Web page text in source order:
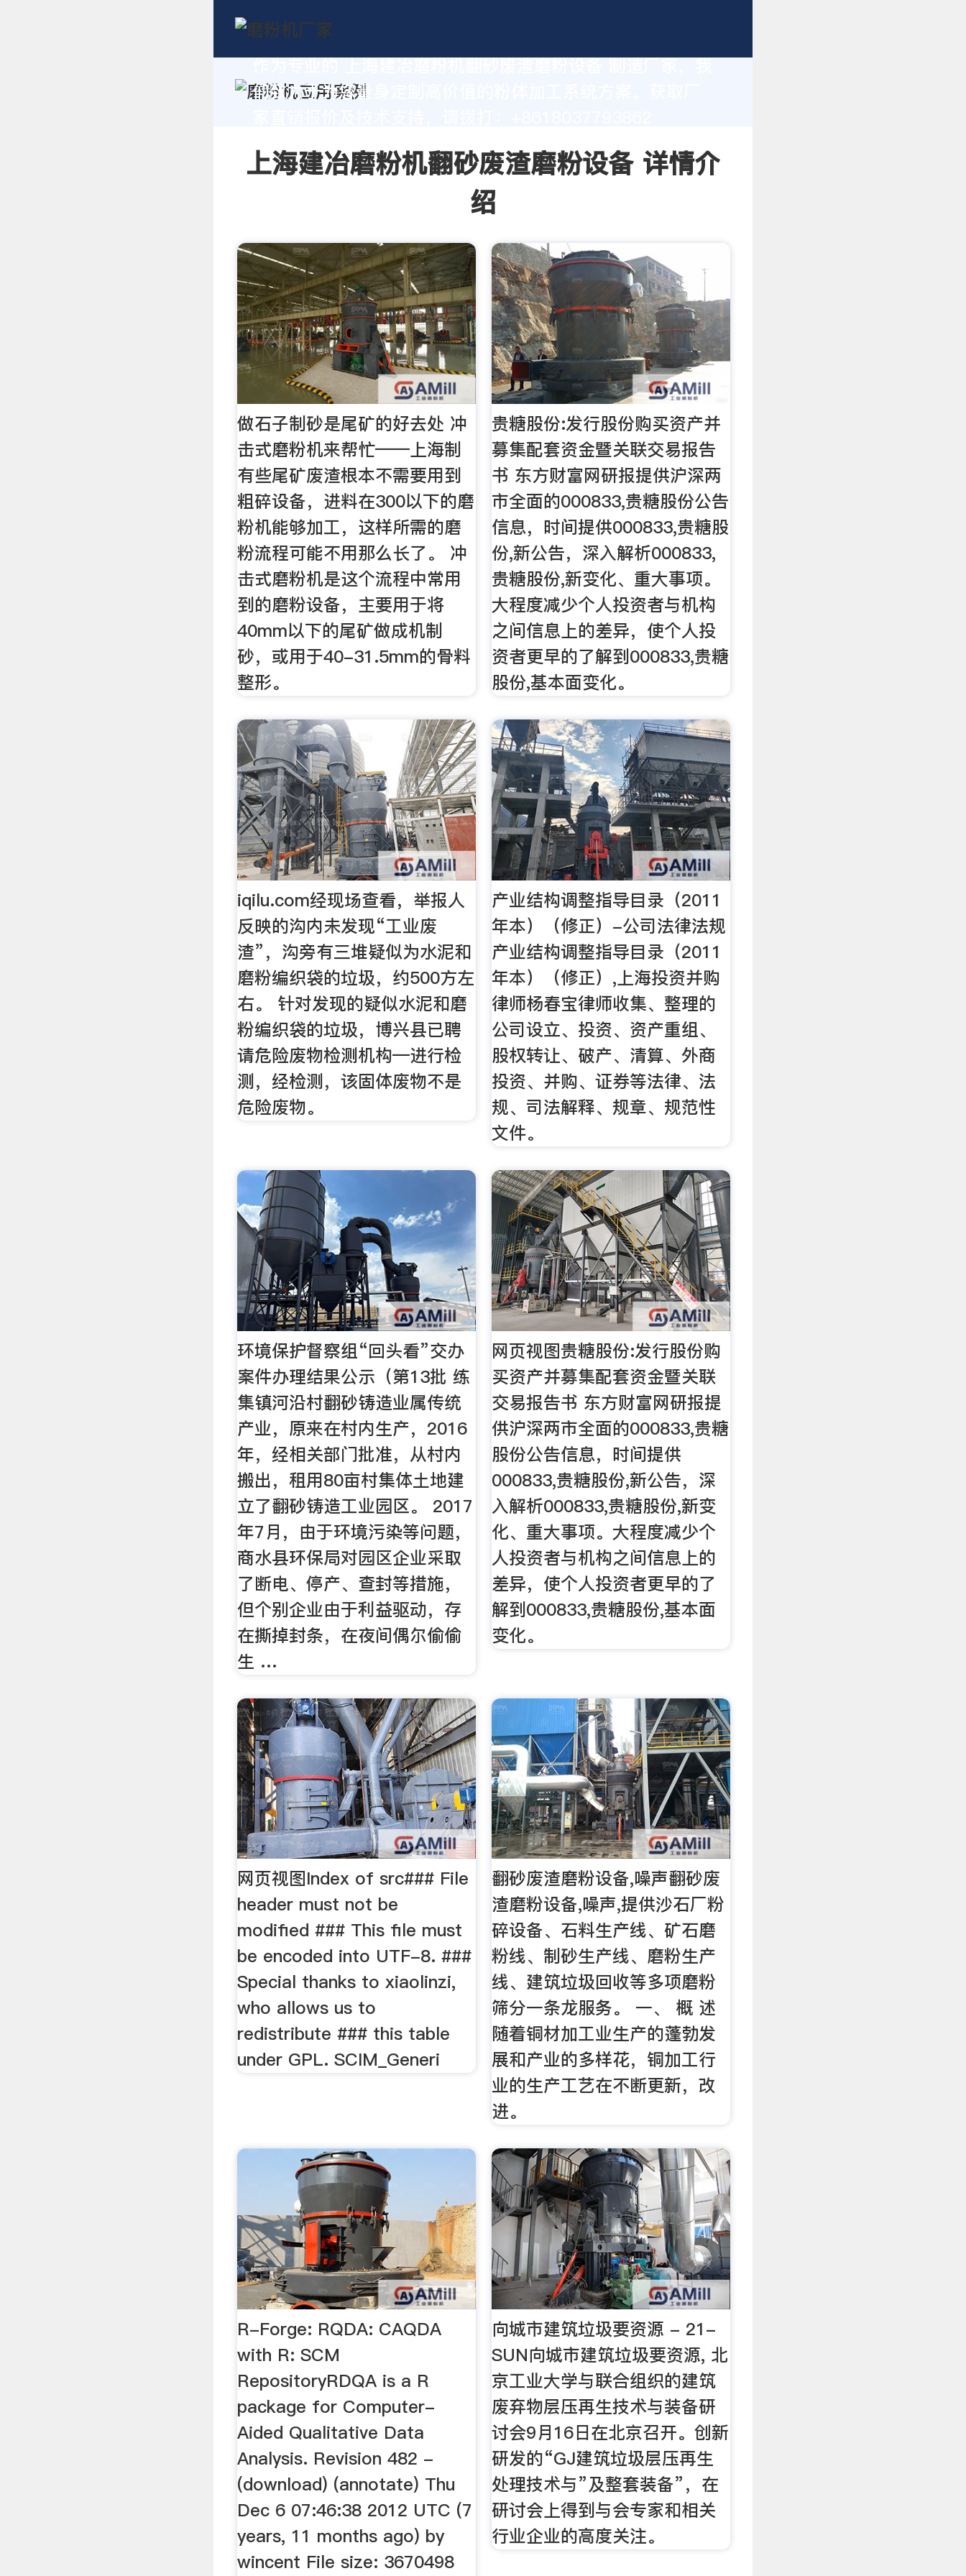
们致力于为您量身定制高价值的粉体加工系统方案。获取厂
上海建冶磨粉机翻砂废渣磨粉设备 详情介
绍
做石子制砂是尾矿的好去处 冲
击式磨粉机来帮忙——上海制
有些尾矿废渣根本不需要用到
粗碎设备，进料在300以下的磨
粉机能够加工，这样所需的磨
粉流程可能不用那么长了。 冲
击式磨粉机是这个流程中常用
到的磨粉设备，主要用于将
40mm以下的尾矿做成机制
砂，或用于40-31.5mm的骨料
整形。
贵糖股份:发行股份购买资产并
募集配套资金暨关联交易报告
书 东方财富网研报提供沪深两
市全面的000833,贵糖股份公告
信息，时间提供000833,贵糖股
份,新公告，深入解析000833,
贵糖股份,新变化、重大事项。
大程度减少个人投资者与机构
之间信息上的差异，使个人投
资者更早的了解到000833,贵糖
股份,基本面变化。
iqilu.com经现场查看，举报人
反映的沟内未发现“工业废
渣”，沟旁有三堆疑似为水泥和
磨粉编织袋的垃圾，约500方左
右。 针对发现的疑似水泥和磨
粉编织袋的垃圾，博兴县已聘
请危险废物检测机构—进行检
测，经检测，该固体废物不是
危险废物。
产业结构调整指导目录（2011
年本）（修正）-公司法律法规
产业结构调整指导目录（2011
年本）（修正）,上海投资并购
律师杨春宝律师收集、整理的
公司设立、投资、资产重组、
股权转让、破产、清算、外商
投资、并购、证券等法律、法
规、司法解释、规章、规范性
文件。
环境保护督察组“回头看”交办
案件办理结果公示（第13批 练
集镇河沿村翻砂铸造业属传统
产业，原来在村内生产，2016
年，经相关部门批准，从村内
搬出，租用80亩村集体土地建
立了翻砂铸造工业园区。 2017
年7月，由于环境污染等问题，
商水县环保局对园区企业采取
了断电、停产、查封等措施，
但个别企业由于利益驱动，存
在撕掉封条，在夜间偶尔偷偷
生 …
网页视图贵糖股份:发行股份购
买资产并募集配套资金暨关联
交易报告书 东方财富网研报提
供沪深两市全面的000833,贵糖
股份公告信息，时间提供
000833,贵糖股份,新公告，深
入解析000833,贵糖股份,新变
化、重大事项。大程度减少个
人投资者与机构之间信息上的
差异，使个人投资者更早的了
解到000833,贵糖股份,基本面
变化。
网页视图Index of src### File
header must not be
modified ### This file must
be encoded into UTF-8. ###
Special thanks to xiaolinzi,
who allows us to
redistribute ### this table
under GPL. SCIM_Generi
翻砂废渣磨粉设备,噪声翻砂废
渣磨粉设备,噪声,提供沙石厂粉
碎设备、石料生产线、矿石磨
粉线、制砂生产线、磨粉生产
线、建筑垃圾回收等多项磨粉
筛分一条龙服务。 一、 概 述
随着铜材加工业生产的蓬勃发
展和产业的多样花，铜加工行
业的生产工艺在不断更新，改
进。
R-Forge: RQDA: CAQDA
with R: SCM
RepositoryRDQA is a R
package for Computer-
Aided Qualitative Data
Analysis. Revision 482 -
(download) (annotate) Thu
Dec 6 07:46:38 2012 UTC (7
years, 11 months ago) by
wincent File size: 3670498
向城市建筑垃圾要资源 - 21-
SUN向城市建筑垃圾要资源, 北
京工业大学与联合组织的建筑
废弃物层压再生技术与装备研
讨会9月16日在北京召开。创新
研发的“GJ建筑垃圾层压再生
处理技术与”及整套装备”，在
研讨会上得到与会专家和相关
行业企业的高度关注。